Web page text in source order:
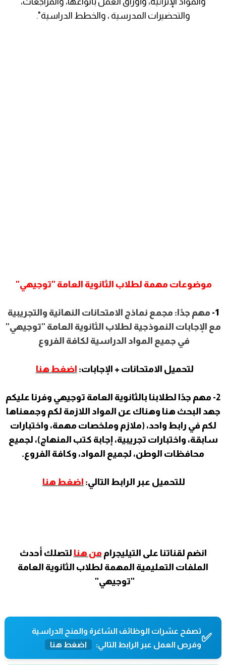
والتحضيرات المدرسية ، والخطط الدراسية".
موضوعات مهمة لطلاب الثانوية العامة "توجيهي"
1- مهم جدًا: مجمع نماذج الامتحانات النهائية والتجريبية
مع الإجابات النموذجية لطلاب الثانوية العامة "توجيهي"
في جميع المواد الدراسية لكافة الفروع
لتحميل الامتحانات + الإجابات: اضغط هنا
2- مهم جدًا لطلابنا بالثانوية العامة توجيهي وفرنا عليكم
جهد البحث هنا وهناك عن المواد اللازمة لكم وجمعناها
لكم في رابط واحد، (ملازم وملخصات مهمة، واختبارات
سابقة، واختبارات تجريبية، إجابة كتب المنهاج)، لجميع
محافظات الوطن، لجميع المواد، وكافة الفروع.
للتحميل عبر الرابط التالي: اضغط هنا
انضم لقناتنا على التيليجرام من هنا لتصلك أحدث
الملفات التعليمية المهمة لطلاب الثانوية العامة
"توجيهي"
✅تصفح عشرات الوظائف الشاغرة والمنح الدراسية
وفرص العمل عبر الرابط التالي:
اضغط هنا